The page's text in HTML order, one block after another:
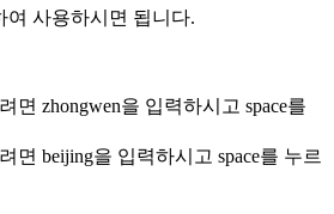
여 사용하시면 됩니다.
면 zhongwen을 입력하시고 space를
면 beijing을 입력하시고 space를 누르